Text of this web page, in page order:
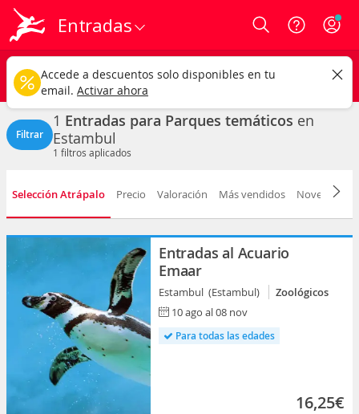
Entradas Login
Estambul ciudad
Parques temáticos Cualquier fecha
CAMBIAR
Filtrar
1 Entradas para Parques temáticos en
Estambul
1 filtros aplicados
Selección Atrápalo Precio Valoración Más vendidos Novedad
Entradas al Acuario
Emaar
Estambul (Estambul)
Zoológicos
10 ago al 08 nov
Para todas las edades
16,25€
Accede a descuentos solo disponibles en tu
email. Activar ahora